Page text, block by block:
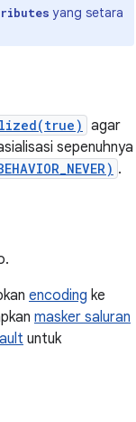
yang setara
agar
sepenuhnya
.
encoding ke
masker saluran
untuk